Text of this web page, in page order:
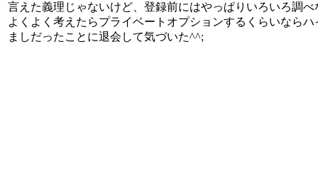
言えた義理じゃないけど、登録前にはやっぱりいろいろ調
よくよく考えたらプライベートオプションするくらいなら
ましだったことに退会して気づいた^^;